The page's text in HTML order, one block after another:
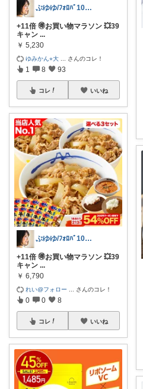
ぷゆゆ/ﾌｫﾛﾊﾞ100 ♡から経由購入
+11倍 🉐お買い物マラソン 💥39
キャン ...
￥ 5,230
ゆみかん⭐︎大 さんのコレ！
1 8 93
コレ いいね
ぷゆゆ/ﾌｫﾛﾊﾞ100 ♡から経由購入
+11倍 🉐お買い物マラソン 💥39
キャン ...
￥ 6,790
れい@フォロー さんのコレ！
0 0 8
コレ いいね